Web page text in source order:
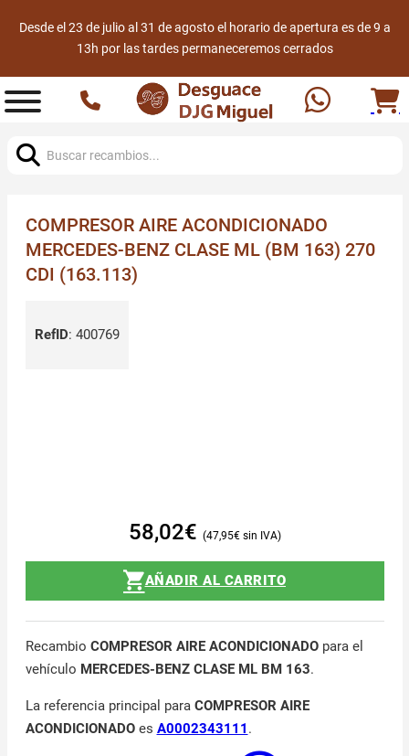
Desde el 23 de julio al 31 de agosto el horario de apertura es de 9 a
13h por las tardes permaneceremos cerrados
COMPRESOR AIRE ACONDICIONADO
MERCEDES-BENZ CLASE ML (BM 163) 270
CDI (163.113)
RefID: 400769
58,02€ 47,95€
AÑADIR AL CARRITO
Recambio COMPRESOR AIRE ACONDICIONADOpara el
vehículo MERCEDES-BENZ CLASE ML BM 163.
La referencia principal para COMPRESOR AIRE
ACONDICIONADOes A0002343111 .